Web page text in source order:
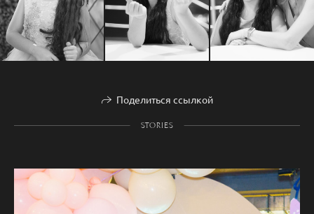
Поделиться ссылкой
STORIES